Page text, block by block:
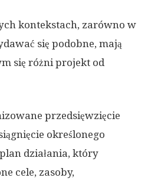
kontekstach, zarówno w
się podobne, mają
się różni projekt od
przedsięwzięcie
określonego
działania, który
cele, zasoby,